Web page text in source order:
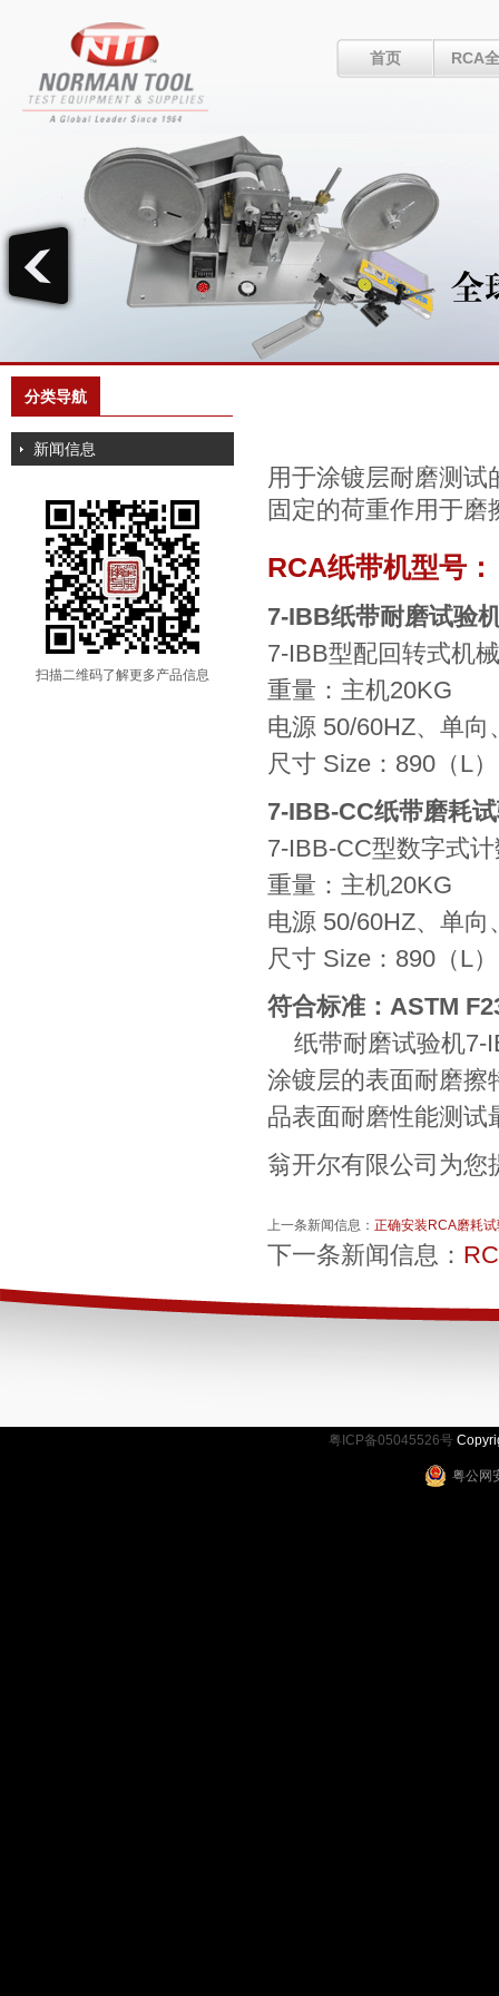
首页 RCA
用于涂镀层耐磨测
固定的荷重作用于
RCA纸带机型号：
7-IBB纸带耐磨试验
7-IBB型配回转式机
重量：主机20KG
电源 50/60HZ、单
尺寸 Size：890（L
7-IBB-CC纸带磨耗
7-IBB-CC型数字式
重量：主机20KG
电源 50/60HZ、单
尺寸 Size：890（L
符合标准：ASTM
纸带耐磨试验机7-
涂镀层的表面耐磨擦
品表面耐磨性能测试
翁开尔有限公司为您
上一条新闻信息： 正确安装RCA磨耗
下一条新闻信息：
分类导航
新闻信息
扫描二维码了解更多产品信息
粤ICP备05045526号
粤公网